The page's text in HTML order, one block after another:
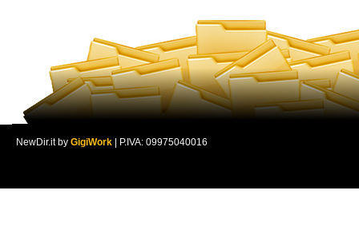
NewDir.it by GigiWork | P.IVA: 09975040016